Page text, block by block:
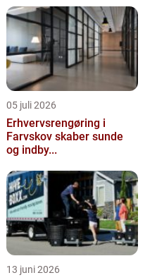
05 juli 2026
Erhvervsrengøring i
Farvskov skaber sunde
og indby...
13 juni 2026